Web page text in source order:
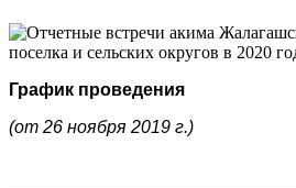
График проведения
(от 26 ноября 2019 г.)